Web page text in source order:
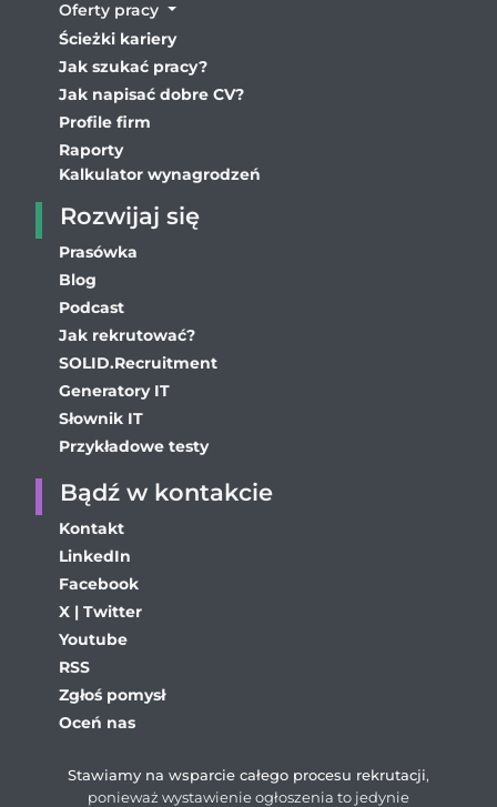
Oferty pracy
Ścieżki kariery
Jak szukać pracy?
Jak napisać dobre CV?
Profile firm
Raporty
Kalkulator wynagrodzeń
Rozwijaj się
Prasówka
Blog
Podcast
Jak rekrutować?
SOLID.Recruitment
Generatory IT
Słownik IT
Przykładowe testy
Bądź w kontakcie
Kontakt
LinkedIn
Facebook
X | Twitter
Youtube
RSS
Zgłoś pomysł
Oceń nas
Stawiamy na wsparcie całego procesu rekrutacji,
ponieważ wystawienie ogłoszenia to jedynie